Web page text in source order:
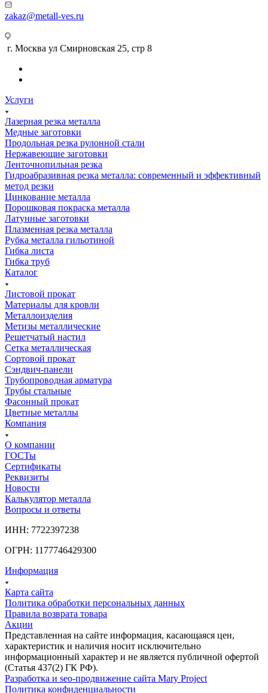
zakaz@metall-ves.ru
г. Москва ул Смирновская 25, стр 8
Услуги
Лазерная резка металла
Медные заготовки
Продольная резка рулонной стали
Нержавеющие заготовки
Ленточнопильная резка
Гидроабразивная резка металла: современный и эффективный
метод резки
Цинкование металла
Порошковая покраска металла
Латунные заготовки
Плазменная резка металла
Рубка металла гильотиной
Гибка листа
Гибка труб
Каталог
Листовой прокат
Материалы для кровли
Металлоизделия
Метизы металлические
Решетчатый настил
Сетка металлическая
Сортовой прокат
Сэндвич-панели
Трубопроводная арматура
Трубы стальные
Фасонный прокат
Цветные металлы
Компания
О компании
ГОСТы
Сертификаты
Реквизиты
Новости
Калькулятор металла
Вопросы и ответы
ИНН: 7722397238
ОГРН: 1177746429300
Информация
Карта сайта
Политика обработки персональных данных
Правила возврата товара
Акции
Представленная на сайте информация, касающаяся цен,
характеристик и наличия носит исключительно
информационный характер и не является публичной офертой
(Статья 437(2) ГК РФ).
Разработка и seo-продвижение сайта Mary Project
Политика конфиденциальности